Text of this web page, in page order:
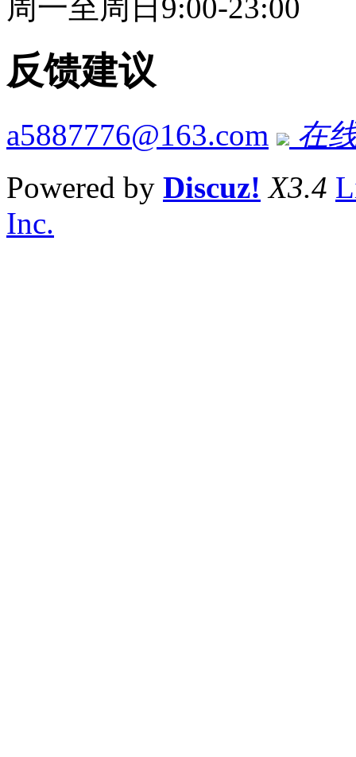
周一至周日9:00-23:00
反馈建议
a5887776@163.com
在
Powered by Discuz! X3.4
Inc.